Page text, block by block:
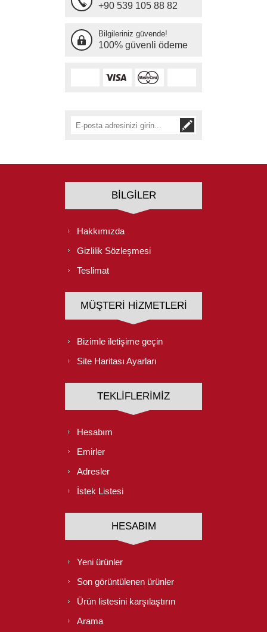
+90 539 105 88 82
Bilgileriniz güvende!
100% güvenli ödeme
BILGILER
Hakkımızda
Gizlilik Sözleşmesi
Teslimat
MÜŞTERI HIZMETLERI
Bizimle iletişime geçin
Site Haritası Ayarları
TEKLIFLERIMIZ
Hesabım
Emirler
Adresler
İstek Listesi
HESABIM
Yeni ürünler
Son görüntülenen ürünler
Ürün listesini karşılaştırın
Arama